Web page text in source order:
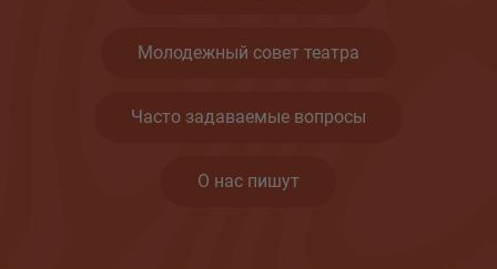
Молодежный совет театра
Часто задаваемые вопросы
О нас пишут